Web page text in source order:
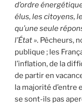
d’ordre
élus, les citoyens,
qu’une seule
l’État ». Pêcheurs,
publique ; les
l’inflation, de la
de partir en
la majorité d’entre
se sont-ils pas